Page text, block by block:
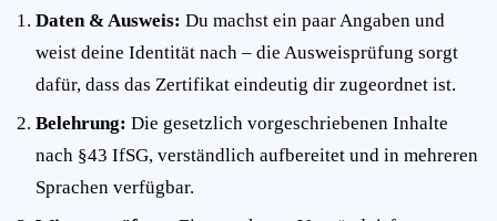
Daten & Ausweis: Du machst ein paar Angaben und
weist deine Identität nach – die Ausweisprüfung sorgt
dafür, dass das Zertifikat eindeutig dir zugeordnet ist.
Belehrung: Die gesetzlich vorgeschriebenen Inhalte
nach §43 IfSG, verständlich aufbereitet und in mehreren
Sprachen verfügbar.